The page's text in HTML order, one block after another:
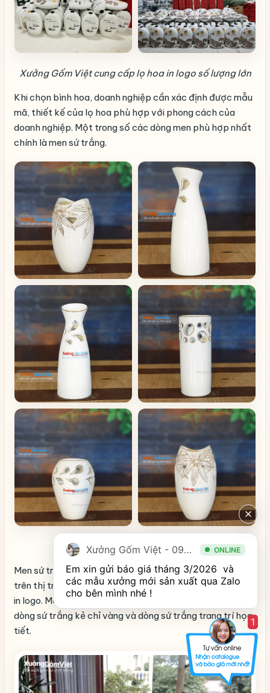
Xưởng Gốm Việt cung cấp lọ hoa in logo số lượng lớn
Khi chọn bình hoa, doanh nghiệp cần xác định được mẫu
mã, thiết kế của lọ hoa phù hợp với phong cách của
doanh nghiệp. Một trong số các dòng men phù hợp nhất
chính là men sứ trắng.
Xác định mẫu lọ hoa làm quà tặng
Men sứ trắng được biết đến là dòng men phổ biến nhất
trên thị trường, chuyên dùng cho các sản phẩm quà tặng
in logo. Màu men này có 3 loại bao gồm dòng sứ trắng,
dòng sứ trắng kẻ chỉ vàng và dòng sứ trắng trang trí họa
tiết.
Xưởng Gốm Việt - 094.1900.823 ONLINE
Em xin gửi báo giá tháng 3/2026  và
các mẫu xưởng mới sản xuất qua Zalo
cho bên mình nhé !
1